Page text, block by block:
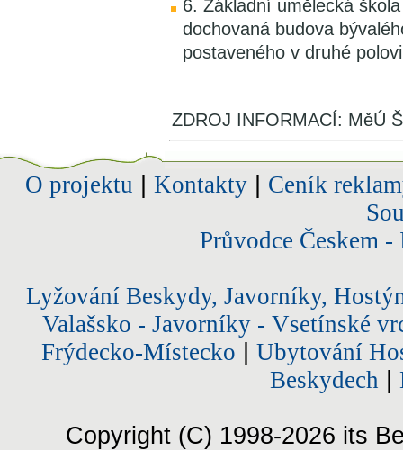
6. Základní umělecká
dochovaná budova
postaveného v druhé
ZDROJ INFORMACÍ: MěÚ
O projektu Kontakty| Ceník
Průvodce Českem
Lyžování Beskydy, Javorníky,
Valašsko - Javorníky - Vsetínské
Frýdecko-Místecko
Ubytování
Beskydech
Copyright (C) 1998-2026 its